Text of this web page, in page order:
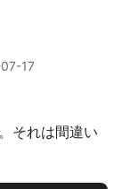
17
それは間違い